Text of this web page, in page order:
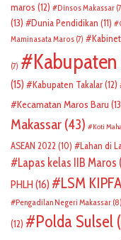
maros (12) Dinsos Makassar
(13)
Dunia Pendidikan (11)
Maminasata Maros (7)
(7)
(15)
Kabupaten Takalar(12)
Kecamatan Maros Baru
Makassar (43) Koti
ASEAN 2022 (10) Lahan di
Lapas kelas IIB Maros
PHLH (16) LSM KIPFA
Pengadilan Negeri Makassar (8)
(12)
Polda Sulsel